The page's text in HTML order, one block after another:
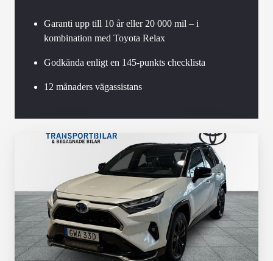
Garanti upp till 10 år eller 20 000 mil – i
kombination med Toyota Relax
Godkända enligt en 145-punkts checklista
12 månaders vägassistans